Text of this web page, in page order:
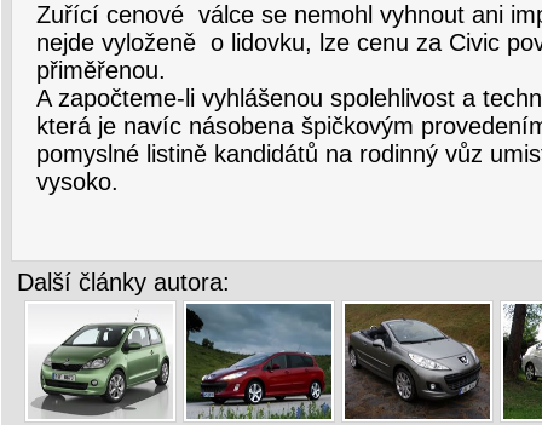
Zuřící cenové válce se nemohl vyhnout ani
nejde vyloženě o lidovku, lze cenu za Civic
přiměřenou.
A započteme-li vyhlášenou spolehlivost a
která je navíc násobena špičkovým
pomyslné listině kandidátů na rodinný vůz
vysoko.
Další články autora: